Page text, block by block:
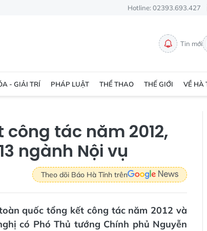
Hotline: 02393.693.427
Tin mới
- GIẢI TRÍ PHÁP LUẬT THỂ THAO THẾ GIỚI VỀ HÀ
tác năm 2012,
ngành Nội vụ
Theo dõi Báo Hà Tĩnh trên
quốc tổng kết công tác năm 2012 và
có Phó Thủ tướng Chính phủ Nguyễn